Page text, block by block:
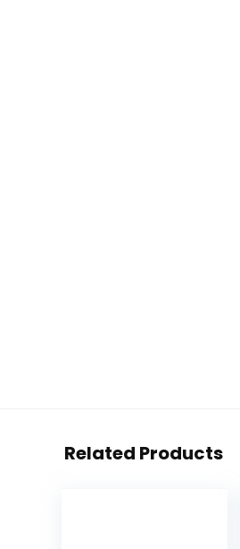
Related Products